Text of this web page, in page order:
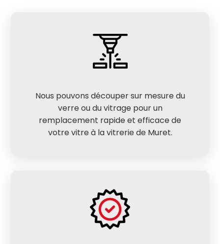
Nous pouvons découper sur mesure du
verre ou du vitrage pour un
remplacement rapide et efficace de
votre vitre à la vitrerie de Muret.